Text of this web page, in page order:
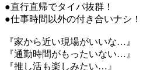
●直行直帰でタイパ抜群！
●仕事時間以外の付き合いナシ！
『家から近い現場がいいな…』
『通勤時間がもったいない…』
『推し活も楽しみたい…』